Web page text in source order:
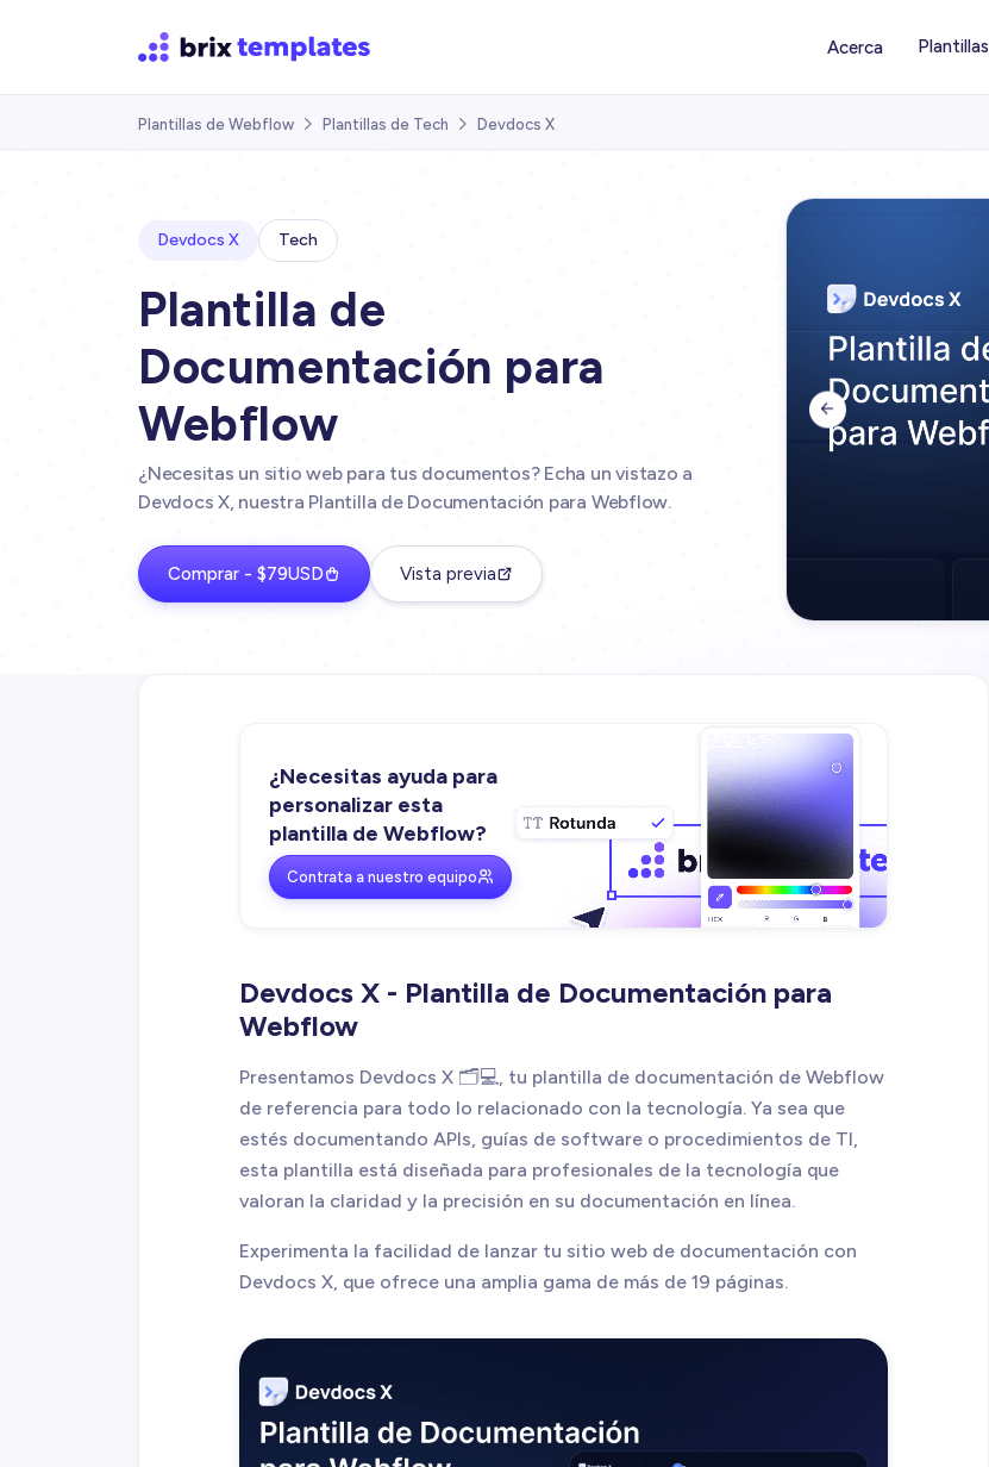
Acerca Plantillas
Plantillas de Webflow  Plantillas de Tech  Devdocs X
Devdocs X Tech
Plantilla de
Documentación para
Webflow
¿Necesitas un sitio web para tus documentos? Echa un vistazo a
Devdocs X, nuestra Plantilla de Documentación para Webflow.
Comprar - $79USD Vista previa

¿Necesitas ayuda para
personalizar esta
plantilla de Webflow?
Contrata a nuestro equipo
Devdocs X - Plantilla de Documentación para
Webflow
Presentamos Devdocs X 🗂️💻, tu plantilla de documentación de Webflow
de referencia para todo lo relacionado con la tecnología. Ya sea que
estés documentando APIs, guías de software o procedimientos de TI,
esta plantilla está diseñada para profesionales de la tecnología que
valoran la claridad y la precisión en su documentación en línea.
Experimenta la facilidad de lanzar tu sitio web de documentación con
Devdocs X, que ofrece una amplia gama de más de 19 páginas.